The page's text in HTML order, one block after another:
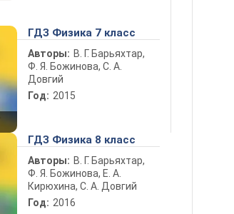
ГДЗ Физика 7 класс
Авторы: В. Г. Барьяхтар,
Ф. Я. Божинова, С. А.
Довгий
Год: 2015
ГДЗ Физика 8 класс
Авторы: В. Г. Барьяхтар,
Ф. Я. Божинова, Е. А.
Кирюхина, С. А. Довгий
Год: 2016